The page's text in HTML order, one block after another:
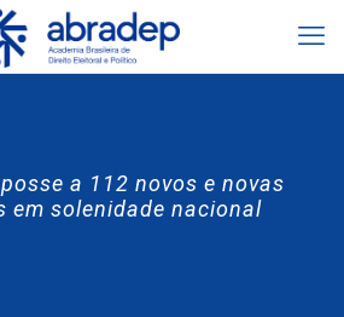
posse a 112 novos e novas
em solenidade nacional